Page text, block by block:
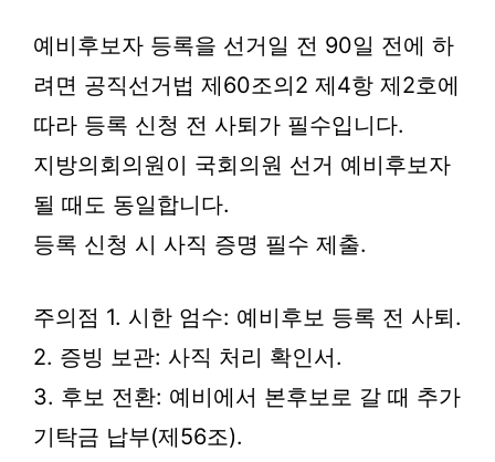
예비후보자 등록을 선거일 전 90일 전에 하
려면 공직선거법 제60조의2 제4항 제2호에
따라 등록 신청 전 사퇴가 필수입니다.
지방의회의원이 국회의원 선거 예비후보자
될 때도 동일합니다.
등록 신청 시 사직 증명 필수 제출.
주의점 1. 시한 엄수: 예비후보 등록 전 사퇴.
2. 증빙 보관: 사직 처리 확인서.
3. 후보 전환: 예비에서 본후보로 갈 때 추가
기탁금 납부(제56조).